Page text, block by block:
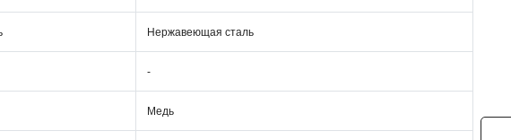
Нержавеющая сталь
-
Медь